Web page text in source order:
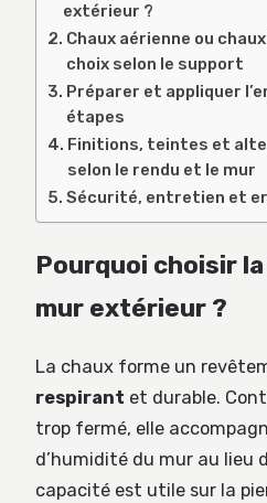
extérieur ?
Chaux aérienne ou
choix selon le support
Préparer et appliquer
étapes
Finitions, teintes et
selon le rendu et le mur
Sécurité, entretien et
Pourquoi choisir
mur extérieur ?
La chaux forme un
respirant et durable.
trop fermé, elle
d’humidité du mur au lieu
capacité est utile sur la